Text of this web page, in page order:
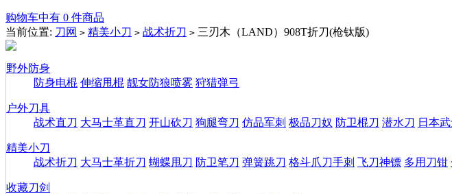
购物车中有 0 件商品
当前位置: 刀网 > 精美小刀 > 战术折刀 > 三刃木（LAND）908T折刀(枪钛版)
野外防身
防身电棍 伸缩甩棍 靓女防狼喷雾 狩猎弹弓
户外刀具
战术直刀 大马士革直刀 开山砍刀 狗腿弯刀 仿品军刺 极品刀奴 防卫棍刀 潜水刀 日本
精美小刀
战术折刀 大马士革折刀 蝴蝶甩刀 防卫笔刀 弹簧跳刀 格斗爪刀手刺 飞刀神镖 多用刀钳
收藏刀剑